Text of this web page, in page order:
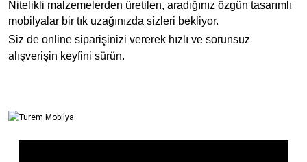
Nitelikli malzemelerden üretilen, aradığınız özgün tasarımlı
mobilyalar bir tık uzağınızda sizleri bekliyor.
Siz de online siparişinizi vererek hızlı ve sorunsuz
alışverişin keyfini sürün.